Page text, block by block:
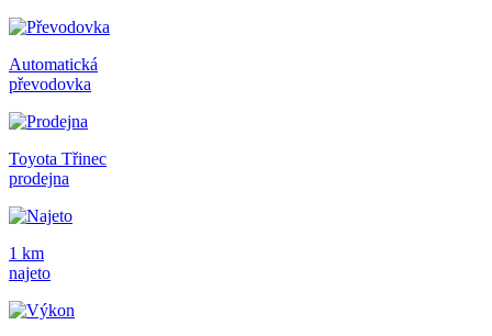
Automatická
převodovka
Toyota Třinec
prodejna
1 km
najeto